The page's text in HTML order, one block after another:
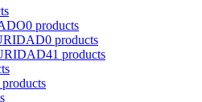
0 products
0 products
41 products
products